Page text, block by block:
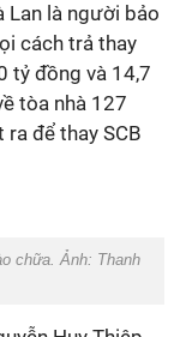
Lan là người bảo
cách trả thay
tỷ đồng và 14,7
tòa nhà 127
để thay SCB
chữa. Ảnh: Thanh